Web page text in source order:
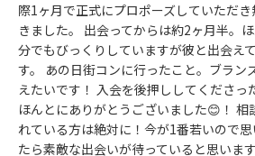
際1ヶ月で正式にプロポーズしていただ
きました。 出会ってからは約2ヶ月半。
分でもびっくりしていますが彼と出会え
す。 あの日街コンに行ったこと。ブラン
えたいです！ 入会を後押ししてくださっ
ほんとにありがとうございました😊！ 相
れている方は絶対に！今が1番若いので
たら素敵な出会いが待っていると思いま